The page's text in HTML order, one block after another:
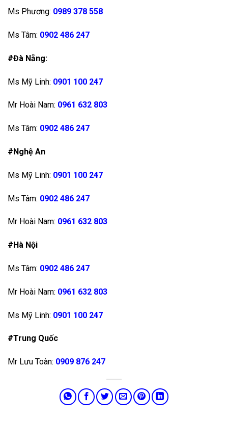
Ms Phương: 0989 378 558
Ms Tâm: 0902 486 247
#Đà Nẵng:
Ms Mỹ Linh: 0901 100 247
Mr Hoài Nam: 0961 632 803
Ms Tâm: 0902 486 247
#Nghệ An
Ms Mỹ Linh: 0901 100 247
Ms Tâm: 0902 486 247
Mr Hoài Nam: 0961 632 803
#Hà Nội
Ms Tâm: 0902 486 247
Mr Hoài Nam: 0961 632 803
Ms Mỹ Linh: 0901 100 247
#Trung Quốc
Mr Lưu Toàn: 0909 876 247